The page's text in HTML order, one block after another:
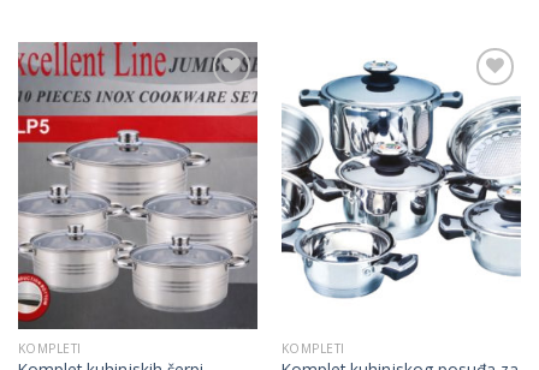
Add to
Wishlist
KOMPLETI
Add to
Wishlist
KOMPLETI